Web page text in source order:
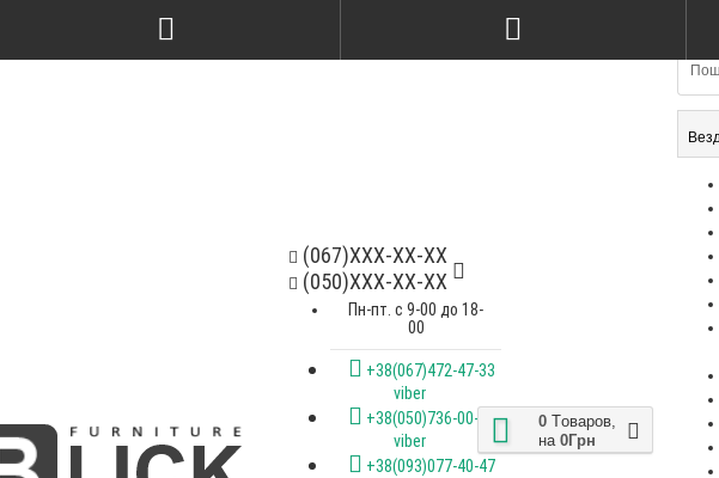
(067)XXX-XX-XX
(050)XXX-XX-XX
Пн-пт. с 9-00 до 18-
00
+38(067)472-47-33
viber
+38(050)736-00-07
viber
+38(093)077-40-47
0 Tоваров,
на 0Грн